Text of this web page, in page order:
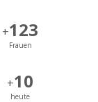
+123
Frauen
+10
heute